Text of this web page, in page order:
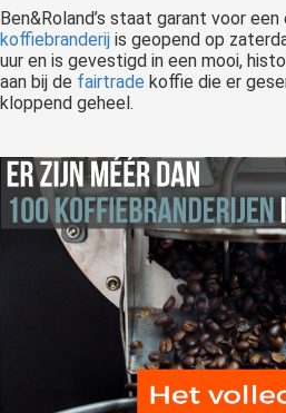
Ben&Roland’s staat garant voor
koffiebranderij is geopend op
uur en is gevestigd in een mooi,
aan bij de fairtrade koffie die er
kloppend geheel.